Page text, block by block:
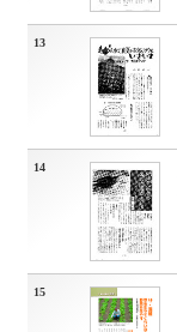
13
14
15